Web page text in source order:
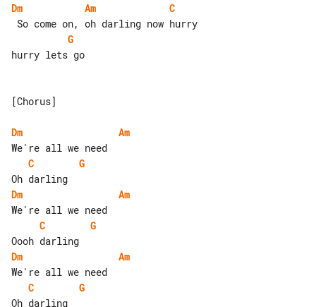
Dm
Am
C
G
hurry lets go
[Chorus]
Dm
Am
C
G
Dm
Am
C
G
Dm
Am
C
G